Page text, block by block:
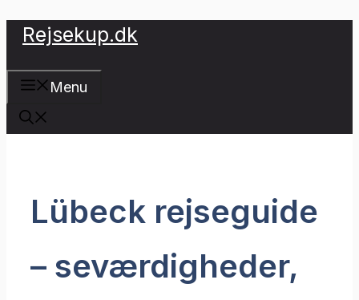
Hop
indhold
Rejsekup.dk
Menu
Lübeck rejseguide
– seværdigheder,